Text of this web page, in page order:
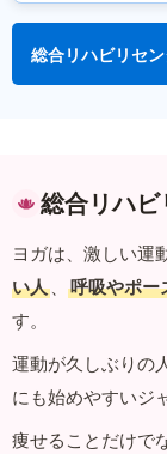
総合リハビリセ
総合リハ
ヨガは、激しい運
い人 、 呼吸やポー
す。
運動が久しぶりの
にも始めやすいジ
痩せることだけで